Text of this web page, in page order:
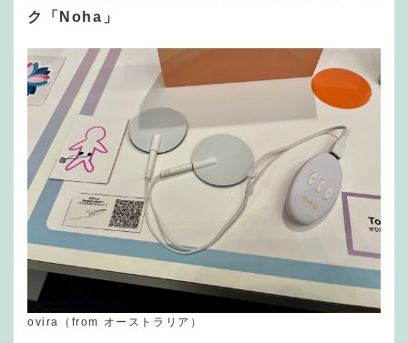
ク「Noha」
ovira（from オーストラリア）